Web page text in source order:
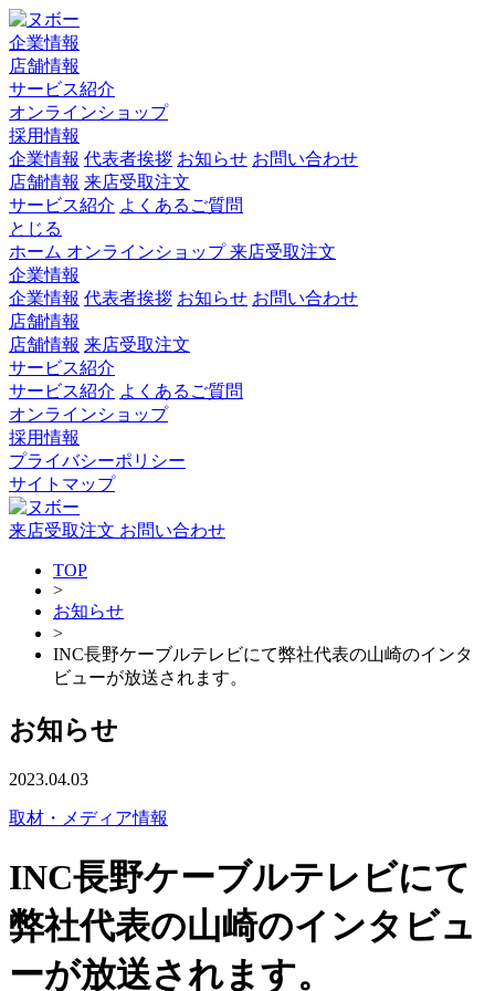
企業情報
店舗情報
サービス紹介
オンラインショップ
採用情報
企業情報 代表者挨拶 お知らせ お問い合わせ
店舗情報 来店受取注文
サービス紹介 よくあるご質問
とじる
ホーム オンラインショップ来店受取注文
企業情報
企業情報 代表者挨拶 お知らせ お問い合わせ
店舗情報
店舗情報 来店受取注文
サービス紹介
サービス紹介 よくあるご質問
オンラインショップ
採用情報
プライバシーポリシー
サイトマップ
来店受取注文 お問い合わせ
TOP
>
お知らせ
>
INC長野ケーブルテレビにて弊社代表の山崎のインタ
ビューが放送されます。
お知らせ
2023.04.03
取材・メディア情報
INC長野ケーブルテレビにて
弊社代表の山崎のインタビュ
ーが放送されます。